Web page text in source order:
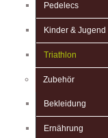
Pedelecs
Kinder & Jugend
Triathlon
Zubehör
Bekleidung
Ernährung